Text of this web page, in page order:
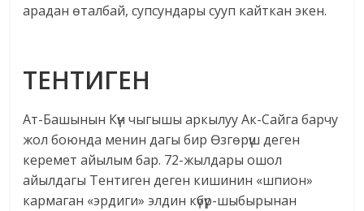
арадан өталбай, супсундары сууп кайткан экен.
ТЕНТИГЕН
Ат-Башынын Күн чыгышы аркылуу Ак-Сайга барчу
жол боюнда менин дагы бир Өзгөрүш деген
керемет айылым бар. 72-жылдары ошол
айылдагы Тентиген деген кишинин «шпион»
кармаган «эрдиги» элдин күбүр-шыбырынан